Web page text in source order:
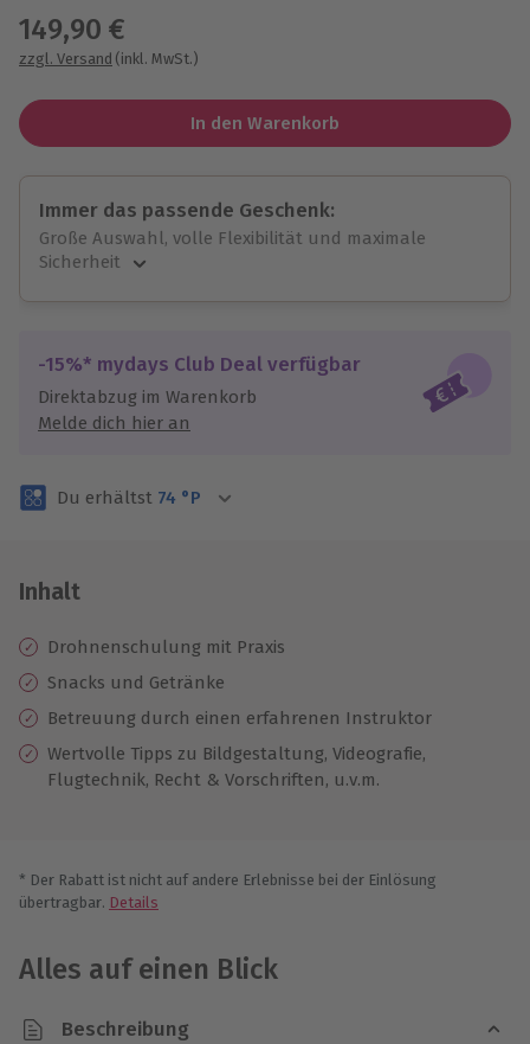
149,90 €
zzgl. Versand (inkl. MwSt.)
In den Warenkorb
Immer das passende Geschenk:
Große Auswahl, volle Flexibilität und maximale
Sicherheit
Jeder Gutschein für alle Erlebnisse einlösbar.
Maximale Sicherheit
3 Jahre gültig & verlängerbar.
-15%* mydays Club Deal verfügbar
Direktabzug im Warenkorb
Melde dich hier an
Du erhältst 74 °P
Inhalt
Drohnenschulung mit Praxis
Snacks und Getränke
Betreuung durch einen erfahrenen Instruktor
Wertvolle Tipps zu Bildgestaltung, Videografie,
Flugtechnik, Recht & Vorschriften, u.v.m.
* Der Rabatt ist nicht auf andere Erlebnisse bei der Einlösung
übertragbar. Details
Alles auf einen Blick
Beschreibung